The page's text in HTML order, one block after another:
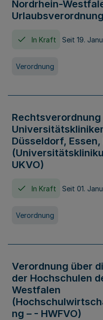
Nordrhein-
In Kraft Seit 19.
Verordnung
Düsseldorf,
UKVO)
In Kraft Seit 01.
Verordnung
Verordnung über
der Hochschulen
Westfalen
ng – - HWFVO)